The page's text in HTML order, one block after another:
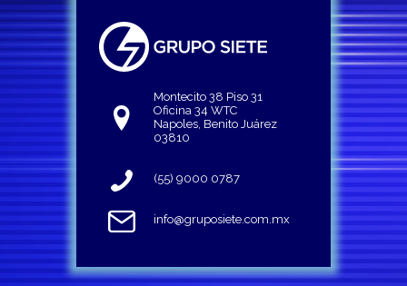
Montecito 38 Piso 31
Oficina 34 WTC
Napoles, Benito Juárez
03810
(55) 9000 0787
info@gruposiete.com.mx